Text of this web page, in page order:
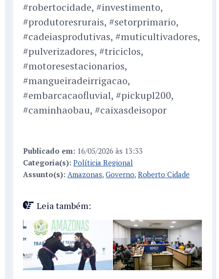
#robertocidade, #investimento,
#produtoresrurais, #setorprimario,
#cadeiasprodutivas, #muticultivadores,
#pulverizadores, #triciclos,
#motoresestacionarios,
#mangueiradeirrigacao,
#embarcacaofluvial, #pickupl200,
#caminhaobau, #caixasdeisopor
Publicado em: 16/05/2026 às 13:33
Categoria(s): Políticia Regional
Assunto(s): Amazonas, Governo, Roberto Cidade
Leia também: